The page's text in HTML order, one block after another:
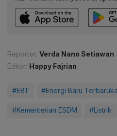
Reporter: Verda Nano Setiawan
Editor: Happy Fajrian
#EBT #Energi Baru
#Kementerian ESDM #Listrik